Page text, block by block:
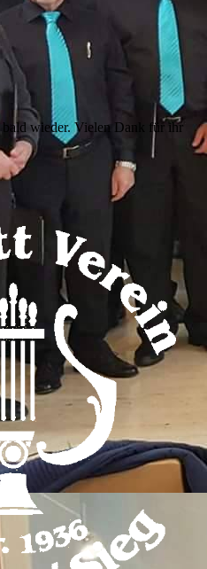
bald wieder. Vielen Dank für ihr